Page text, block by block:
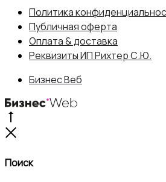
1,100 ₽.
Политика
Публичная оферта
Оплата & доставка
Реквизиты ИП Рихтер С.Ю.
Бизнес Веб
Поиск